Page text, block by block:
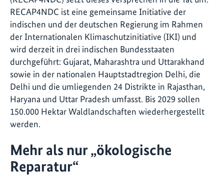
RECAP4NDC ist eine gemeinsame Initiative der
indischen und der deutschen Regierung im Rahmen
der Internationalen Klimaschutzinitiative (IKI) und
wird derzeit in drei indischen Bundesstaaten
durchgeführt: Gujarat, Maharashtra und Uttarakhand
sowie in der nationalen Hauptstadtregion Delhi, die
Delhi und die umliegenden 24 Distrikte in Rajasthan,
Haryana und Uttar Pradesh umfasst. Bis 2029 sollen
150.000 Hektar Waldlandschaften wiederhergestellt
werden.
Mehr als nur „ökologische
Reparatur“